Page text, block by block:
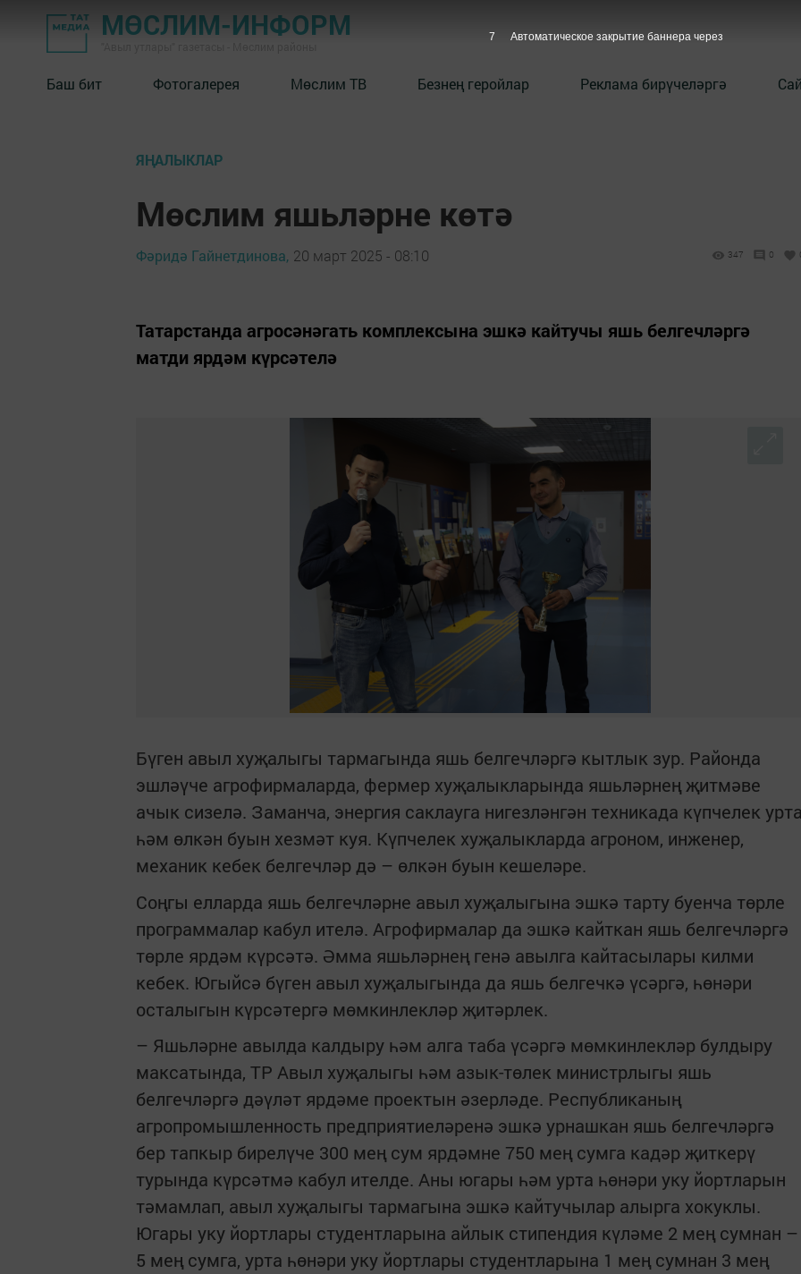
МӨСЛИМ-ИНФОРМ
Баш бит Фотогалерея Мөслим ТВ Безнең геройлар Реклама бирүчеләргә
ЯҢАЛЫКЛАР
Мөслим яшьләрне көтә
Фәридә Гайнетдинова, 20 март 2025 - 08:10 347 0
Татарстанда агросәнәгать комплексына эшкә кайтучы яшь белгечләргә
матди ярдәм күрсәтелә
Бүген авыл хуҗалыгы тармагында яшь белгечләргә кытлык зур. Районда
эшләүче агрофирмаларда, фермер хуҗалыкларында яшьләрнең җитмәве
ачык сизелә. Заманча, энергия саклауга нигезләнгән техникада күпчелек
һәм өлкән буын хезмәт куя. Күпчелек хуҗалыкларда агроном, инженер,
механик кебек белгечләр дә – өлкән буын кешеләре.
Соңгы елларда яшь белгечләрне авыл хуҗалыгына эшкә тарту буенча төрле
программалар кабул ителә. Агрофирмалар да эшкә кайткан яшь белгечләргә
төрле ярдәм күрсәтә. Әмма яшьләрнең генә авылга кайтасылары килми
кебек. Югыйсә бүген авыл хуҗалыгында да яшь белгечкә үсәргә, һөнәри
осталыгын күрсәтергә мөмкинлекләр җитәрлек.
– Яшьләрне авылда калдыру һәм алга таба үсәргә мөмкинлекләр булдыру
максатында, ТР Авыл хуҗалыгы һәм азык-төлек министрлыгы яшь
белгечләргә дәүләт ярдәме проектын әзерләде. Республиканың
агропромышленность предприятиеләренә эшкә урнашкан яшь белгечләргә
бер тапкыр бирелүче 300 мең сум ярдәмне 750 мең сумга кадәр җиткерү
турында күрсәтмә кабул ителде. Аны югары һәм урта һөнәри уку йортларын
тәмамлап, авыл хуҗалыгы тармагына эшкә кайтучылар алырга хокуклы.
Югары уку йортлары студентларына айлык стипендия күләме 2 мең сумнан –
5 мең сумга, урта һөнәри уку йортлары студентларына 1 мең сумнан 3 мең
6 Автоматическое закрытие баннера через